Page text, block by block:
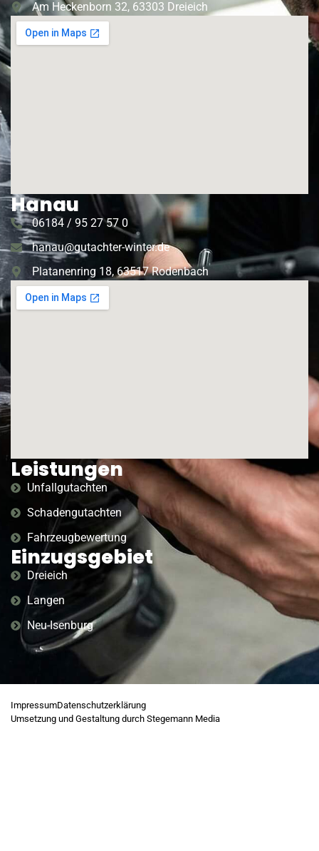
Am Heckenborn 32, 63303 Dreieich
Hanau
06184 / 95 27 57 0
hanau@gutachter-winter.de
Platanenring 18, 63517 Rodenbach
Leistungen
Unfallgutachten
Schadengutachten
Fahrzeugbewertung
Einzugsgebiet
Dreieich
Langen
Neu-Isenburg
ImpressumDatenschutzerklärung
Umsetzung und Gestaltung durch Stegemann Media